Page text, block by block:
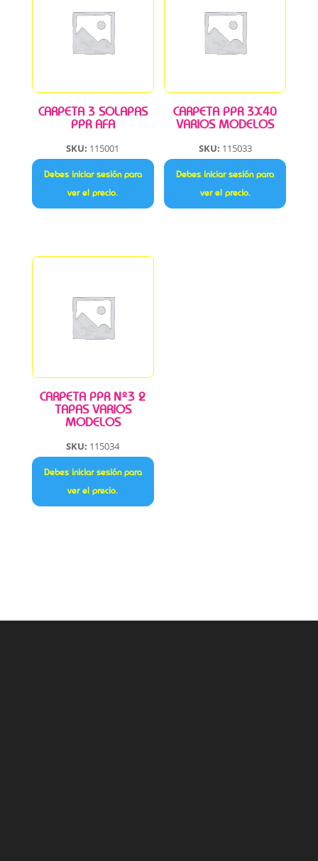
CARPETA 3 SOLAPAS
PPR AFA
SKU: 115001
Debes iniciar sesión para
ver el precio.
CARPETA PPR 3X40
VARIOS MODELOS
SKU: 115033
Debes iniciar sesión para
ver el precio.
CARPETA PPR Nº3 2
TAPAS VARIOS
MODELOS
SKU: 115034
Debes iniciar sesión para
ver el precio.